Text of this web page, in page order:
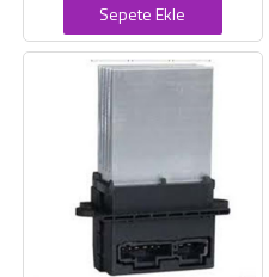
Sepete Ekle